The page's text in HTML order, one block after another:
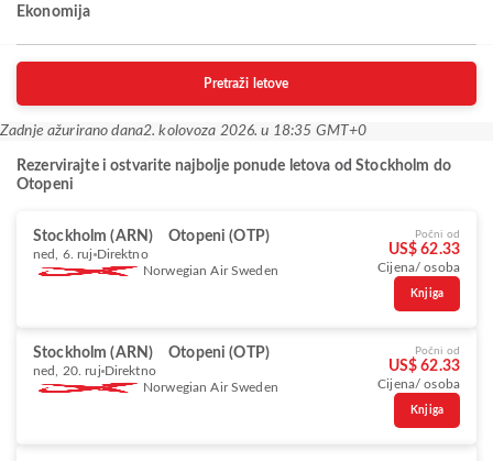
Ekonomija
Pretraži letove
Zadnje ažurirano dana2. kolovoza 2026. u 18:35 GMT+0
Rezervirajte i ostvarite najbolje ponude letova od Stockholm do
Otopeni
Stockholm (ARN) Otopeni (OTP)
ned, 6. ruj Direktno
Norwegian Air Sweden
Počni od
US$ 62.33
Cijena/ osoba
Knjiga
Stockholm (ARN) Otopeni (OTP)
ned, 20. ruj Direktno
Norwegian Air Sweden
Počni od
US$ 62.33
Cijena/ osoba
Knjiga